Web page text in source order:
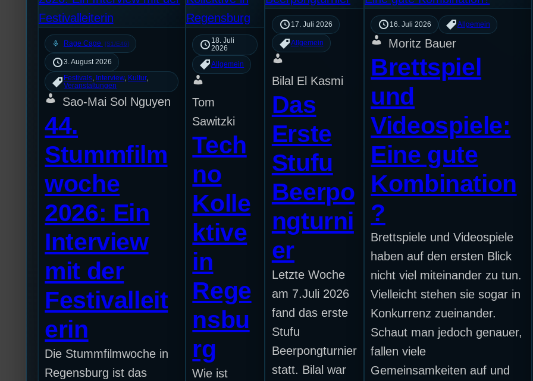
mic Rage Cage [S1/E46]
3. August 2026
Festivals Interview, Kultur
Veranstaltungen
Sao-Mai Sol Nguyen
44.
Stummfilm
woche
2026: Ein
Interview
mit der
Festivalleit
erin
Die Stummfilmwoche in
Regensburg ist das
18. Juli
2026
Allgemein
Tom
Sawitzki
Tech
no
Kolle
ktive
in
Rege
nsbu
rg
Wie ist
17. Juli 2026
Allgemein
Bilal El Kasmi
Das
Erste
Stufu
Beerpo
ngturni
er
Letzte Woche
am 7.Juli 2026
fand das erste
Stufu
Beerpongturnier
statt. Bilal war
16. Juli 2026 Allgemein
Moritz Bauer
Brettspiel
und
Videospiele:
Eine gute
Kombination
?
Brettspiele und Videospiele
haben auf den ersten Blick
nicht viel miteinander zu tun.
Vielleicht stehen sie sogar in
Konkurrenz zueinander.
Schaut man jedoch genauer,
fallen viele
Gemeinsamkeiten auf und